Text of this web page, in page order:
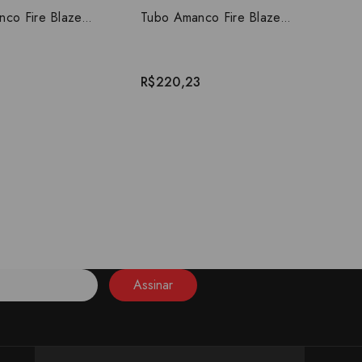
Tubo Amanco Fire Blazemaster 3m 1 incêndio laranja 20050 Tubo Amanco Fire Blazemaster 3m 1.1/2 incêndio laranja 20052
R$220,23
Assinar